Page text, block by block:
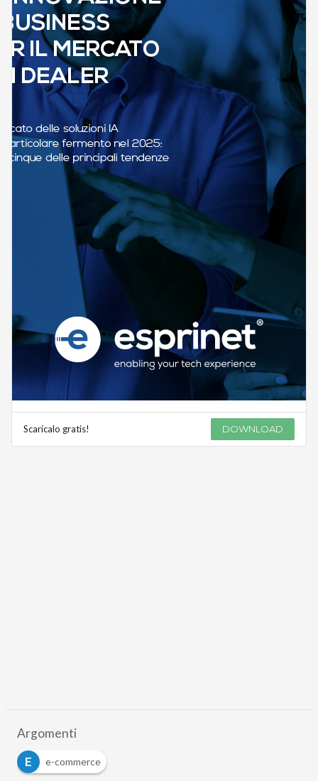
Scaricalo gratis! DOWNLOAD
Argomenti
E
e-commerce